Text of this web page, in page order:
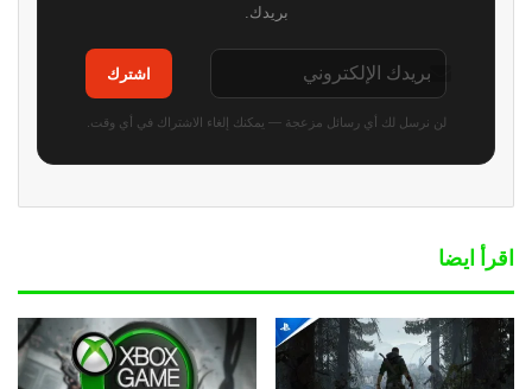
بريدك.
اشترك
لن نرسل لك أي رسائل مزعجة — يمكنك إلغاء الاشتراك في أي وقت.
اقرأ ايضا